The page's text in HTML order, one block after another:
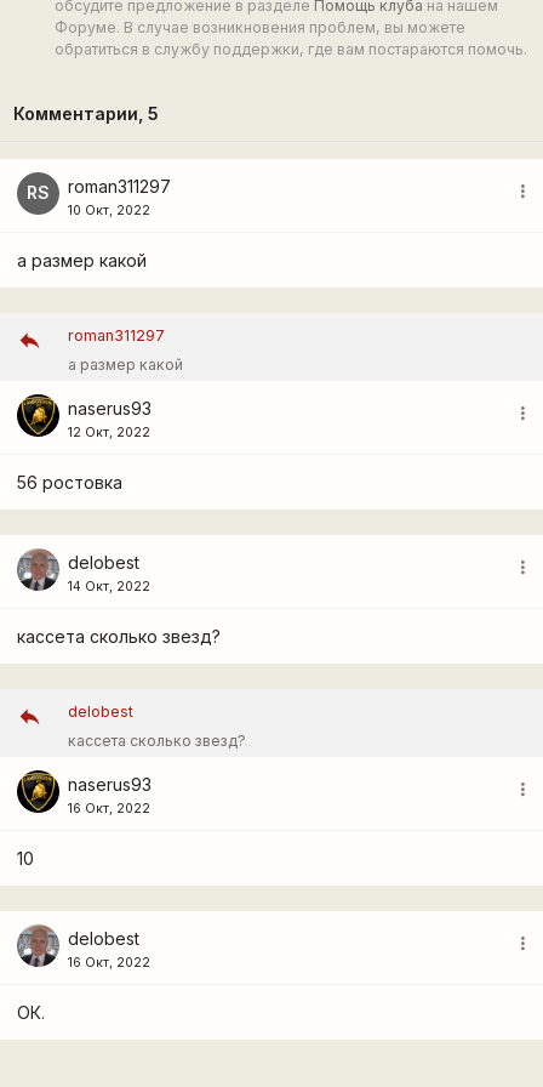
обсудите предложение в разделе Помощь клуба на нашем
Форуме. В случае возникновения проблем, вы можете
обратиться в службу поддержки, где вам постараются помочь.
Комментарии, 5
RS roman311297
10 Окт, 2022
more_vert
а размер какой
roman311297
а размер какой
naserus93
12 Окт, 2022
more_vert
56 ростовка
delobest
14 Окт, 2022
more_vert
кассета сколько звезд?
delobest
кассета сколько звезд?
naserus93
16 Окт, 2022
more_vert
10
delobest
16 Окт, 2022
more_vert
ОК.